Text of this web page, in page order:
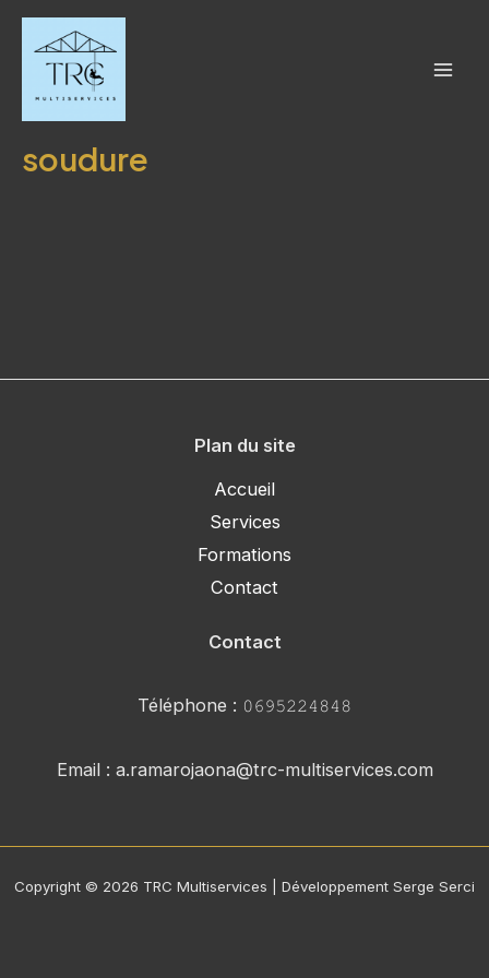
Aller
contenu
soudure
Plan du site
Accueil
Services
Formations
Contact
Contact
Téléphone : 𝟶𝟼𝟿𝟻𝟸𝟸𝟺𝟾𝟺𝟾
Email : a.ramarojaona@trc-multiservices.com
Copyright © 2026 TRC Multiservices | Développement Serge Serci